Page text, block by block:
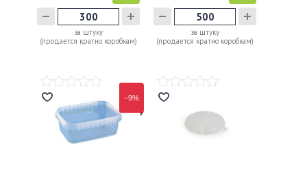
за штуку
(продается кратно коробкам)
за штуку
(продается кратно коробкам)
−9%